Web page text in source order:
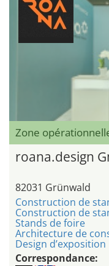
Zone
roana.design
82031 Grünwald
Construction de
Construction de
Stands de foire
Architecture de
Design d’exposition
Correspondance: